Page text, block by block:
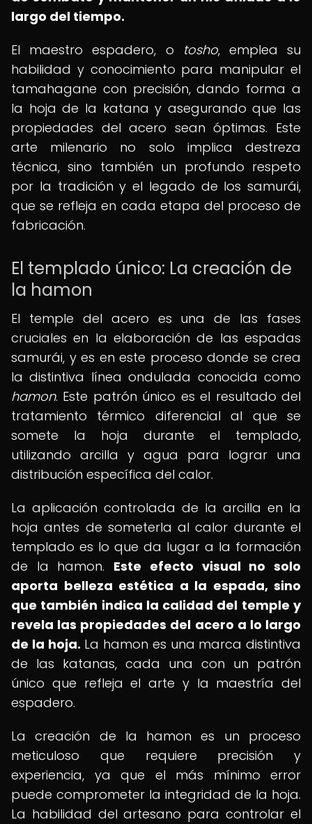
largo del tiempo.
El maestro espadero, o tosho, emplea su
habilidad y conocimiento para manipular el
tamahagane con precisión, dando forma a
la hoja de la katana y asegurando que las
propiedades del acero sean óptimas. Este
arte milenario no solo implica destreza
técnica, sino también un profundo respeto
por la tradición y el legado de los samurái,
que se refleja en cada etapa del proceso de
fabricación.
El templado único: La creación de
la hamon
El temple del acero es una de las fases
cruciales en la elaboración de las espadas
samurái, y es en este proceso donde se crea
la distintiva línea ondulada conocida como
hamon. Este patrón único es el resultado del
tratamiento térmico diferencial al que se
somete la hoja durante el templado,
utilizando arcilla y agua para lograr una
distribución específica del calor.
La aplicación controlada de la arcilla en la
hoja antes de someterla al calor durante el
templado es lo que da lugar a la formación
de la hamon. Este efecto visual no solo
aporta belleza estética a la espada, sino
que también indica la calidad del temple y
revela las propiedades del acero a lo largo
de la hoja. La hamon es una marca distintiva
de las katanas, cada una con un patrón
único que refleja el arte y la maestría del
espadero.
La creación de la hamon es un proceso
meticuloso que requiere precisión y
experiencia, ya que el más mínimo error
puede comprometer la integridad de la hoja.
La habilidad del artesano para controlar el